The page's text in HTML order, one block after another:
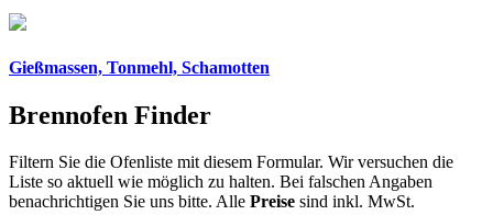
Gießmassen, Tonmehl, Schamotten
Brennofen Finder
Filtern Sie die Ofenliste mit diesem Formular. Wir versuchen die
Liste so aktuell wie möglich zu halten. Bei falschen Angaben
benachrichtigen Sie uns bitte. Alle Preise sind inkl. MwSt.